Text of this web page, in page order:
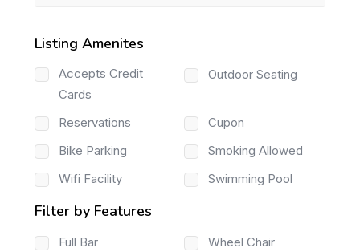
Listing Amenites
Accepts Credit
Cards
Outdoor Seating
Reservations
Cupon
Bike Parking
Smoking Allowed
Wifi Facility
Swimming Pool
Filter by Features
Full Bar
Wheel Chair